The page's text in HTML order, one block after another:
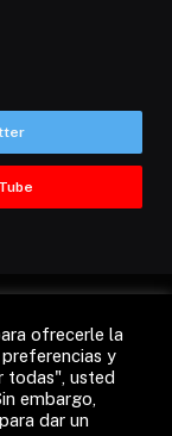
TV RADIO
ofrecerle la
y
todas", usted
embargo,
dar un